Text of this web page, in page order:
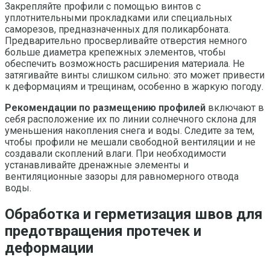
Закрепляйте профили с помощью винтов с
уплотнительными прокладками или специальных
саморезов, предназначенных для поликарбоната.
Предварительно просверливайте отверстия немного
больше диаметра крепежных элементов, чтобы
обеспечить возможность расширения материала. Не
затягивайте винты слишком сильно: это может привести
к деформациям и трещинам, особенно в жаркую погоду.
Рекомендации по размещению профилей включают в
себя расположение их по линии солнечного склона для
уменьшения накопления снега и воды. Следите за тем,
чтобы профили не мешали свободной вентиляции и не
создавали скоплений влаги. При необходимости
устанавливайте дренажные элементы и
вентиляционные зазоры для равномерного отвода
воды.
Обработка и герметизация швов для
предотвращения протечек и
деформации